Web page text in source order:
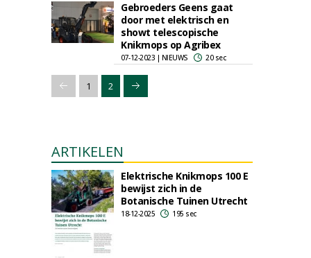
Gebroeders Geens gaat
door met elektrisch en
showt telescopische
Knikmops op Agribex
07-12-2023 | NIEUWS 20 sec
1 2
ARTIKELEN
Elektrische Knikmops 100 E
bewijst zich in de
Botanische Tuinen Utrecht
18-12-2025 195 sec